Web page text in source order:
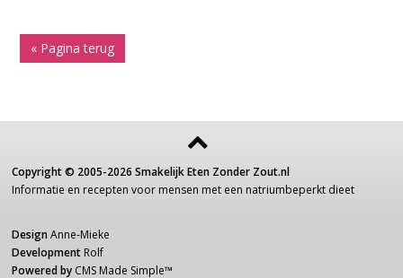
« Pagina terug
Copyright © 2005-2026 Smakelijk Eten Zonder Zout.nl
Informatie en recepten voor mensen met een natriumbeperkt dieet
Design Anne-Mieke
Development Rolf
Powered by CMS Made Simple™